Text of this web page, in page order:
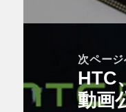
ー
ン
稿:
次ペー
次
の
HTC
動画